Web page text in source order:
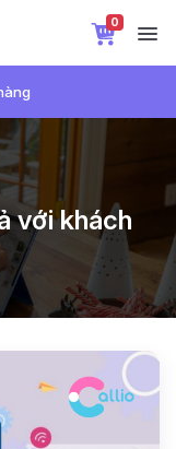
0
với khách